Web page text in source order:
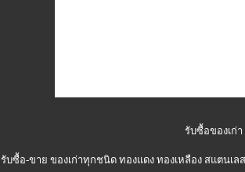
รับซื้อของเก่
รับซื้อ-ขาย ของเก่าทุกชนิด ทองแดง ทองเหลือง สแตนเ